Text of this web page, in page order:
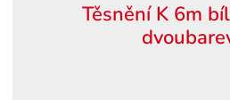
Těsnění K 6m